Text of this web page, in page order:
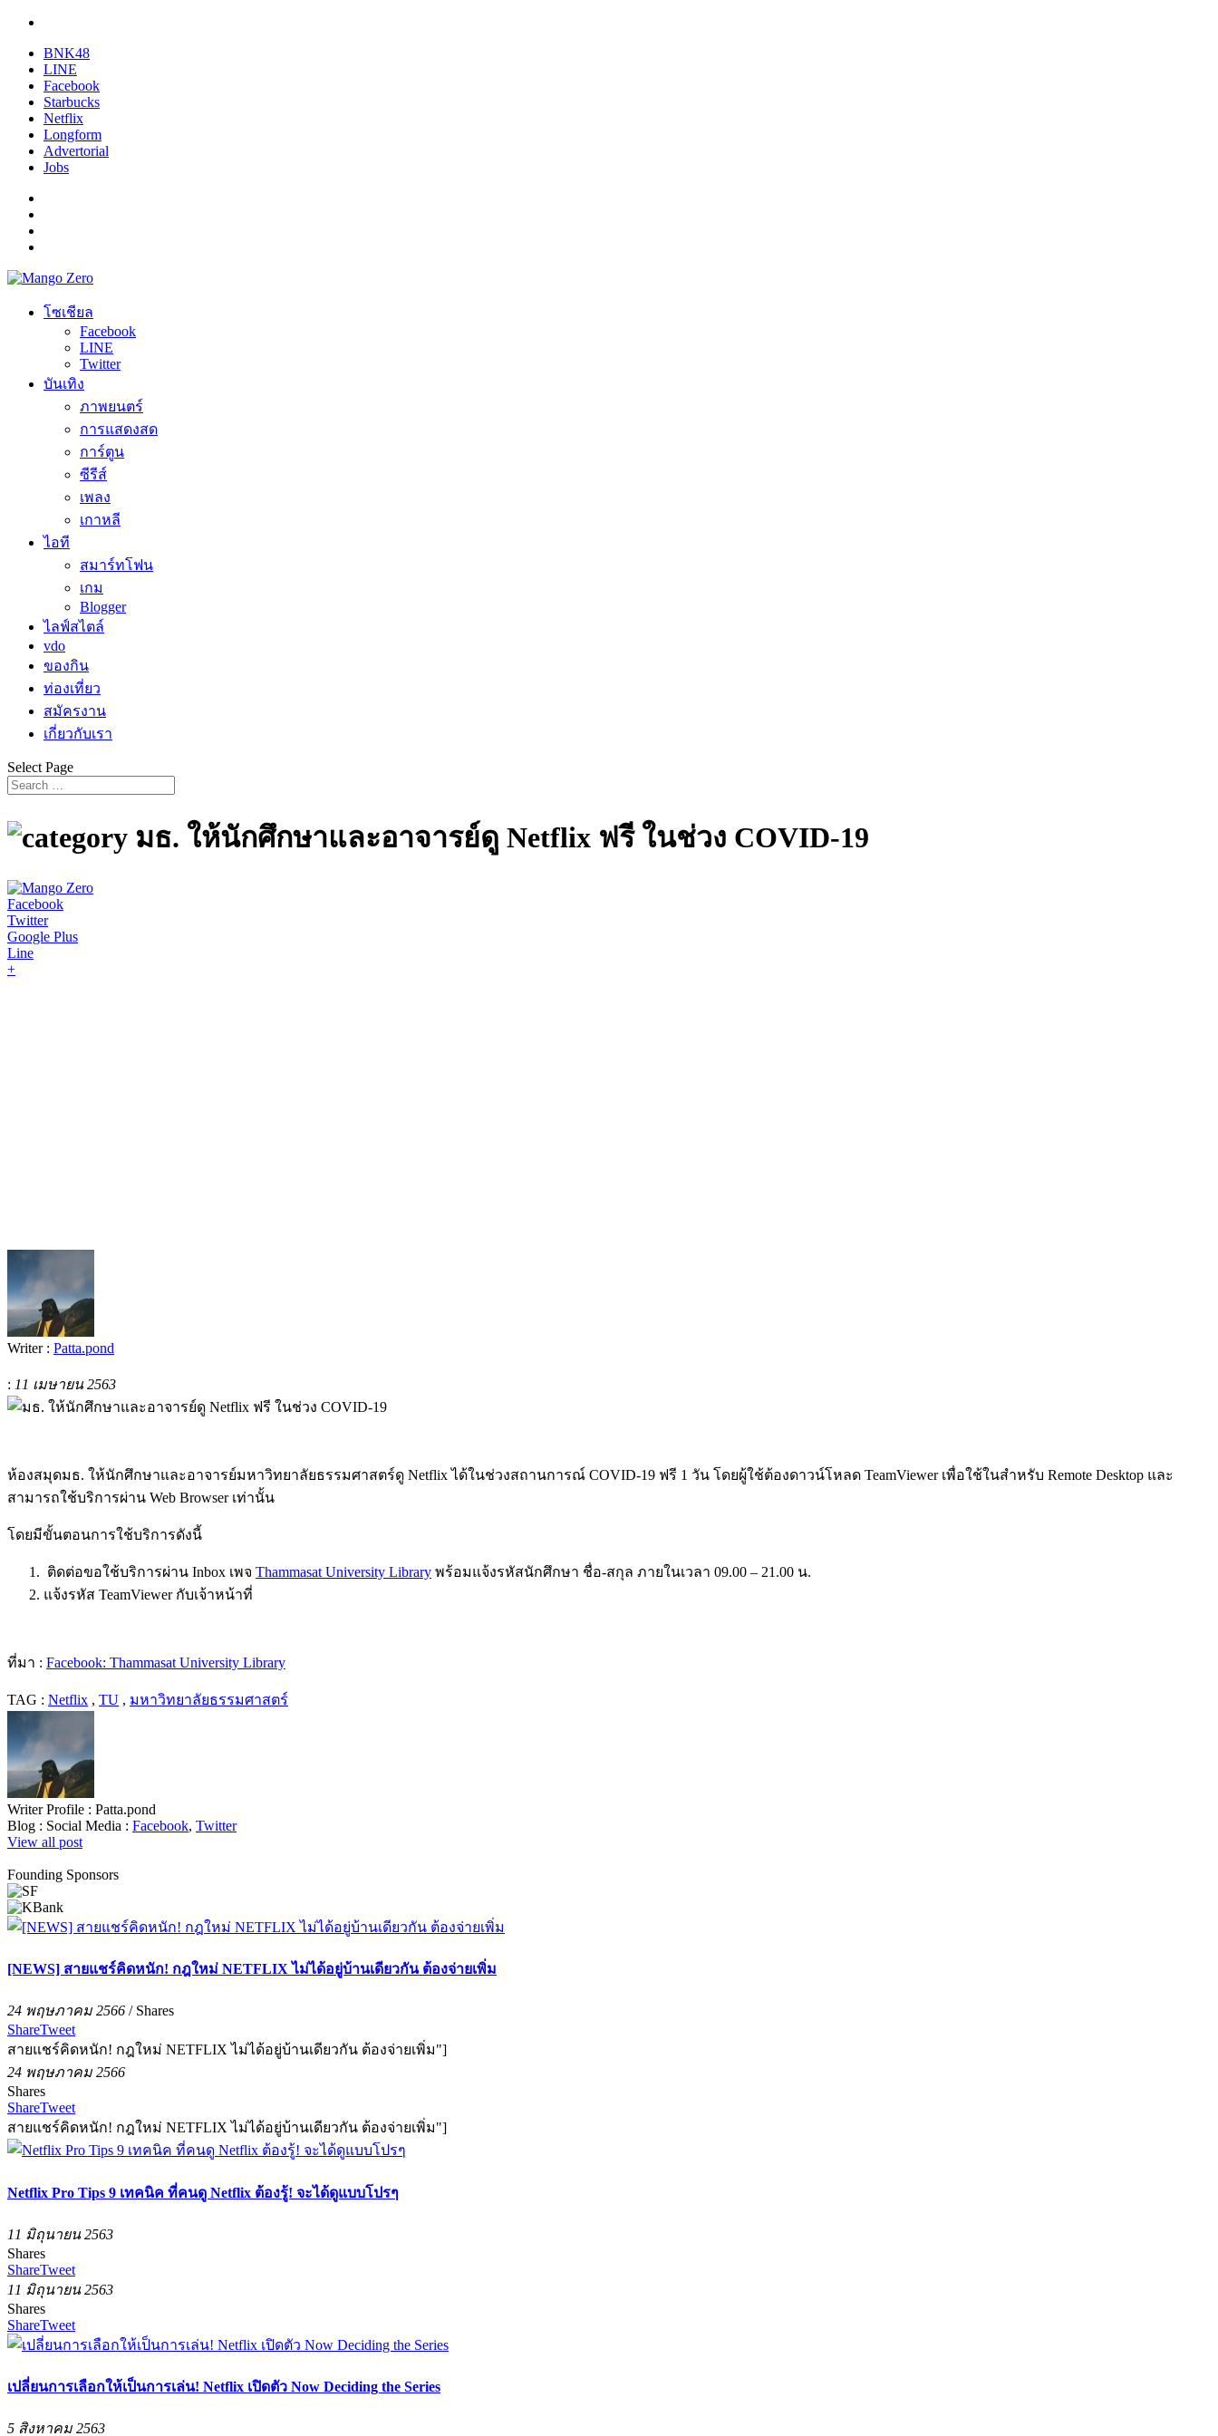
BNK48
LINE
Facebook
Starbucks
Netflix
Longform
Advertorial
Jobs
โซเชียล
Facebook
LINE
Twitter
บันเทิง
ภาพยนตร์
การแสดงสด
การ์ตูน
ซีรีส์
เพลง
เกาหลี
ไอที
สมาร์ทโฟน
เกม
Blogger
ไลฟ์สไตล์
vdo
ของกิน
ท่องเที่ยว
สมัครงาน
เกี่ยวกับเรา
Select Page
มธ. ให้นักศึกษาและอาจารย์ดู Netflix ฟรี ในช่วง COVID-19
Facebook
Twitter
Google Plus
Line
+
Writer : Patta.pond
: 11 เมษายน 2563
ห้องสมุดมธ. ให้นักศึกษาและอาจารย์มหาวิทยาลัยธรรมศาสตร์ดู Netflix ได้ในช่วงสถานการณ์ COVID-19 ฟรี 1 วัน โดยผู้ใช้ต้องดาวน์โหลด TeamViewer เพื่อใช้ในสำหรับ Remote Desktop และ
สามารถใช้บริการผ่าน Web Browser เท่านั้น
โดยมีขั้นตอนการใช้บริการดังนี้
ติดต่อขอใช้บริการผ่าน Inbox เพจ Thammasat University Library พร้อมแจ้งรหัสนักศึกษา ชื่อ-สกุล ภายในเวลา 09.00 – 21.00 น.
แจ้งรหัส TeamViewer กับเจ้าหน้าที่
ที่มา : Facebook: Thammasat University Library
TAG : Netflix , TU , มหาวิทยาลัยธรรมศาสตร์
Writer Profile : Patta.pond
Blog : Social Media : Facebook, Twitter
View all post
Founding Sponsors
[NEWS] สายแชร์คิดหนัก! กฎใหม่ NETFLIX ไม่ได้อยู่บ้านเดียวกัน ต้องจ่ายเพิ่ม
24 พฤษภาคม 2566 / Shares
ShareTweet
สายแชร์คิดหนัก! กฎใหม่ NETFLIX ไม่ได้อยู่บ้านเดียวกัน ต้องจ่ายเพิ่ม"]
24 พฤษภาคม 2566
Shares
ShareTweet
สายแชร์คิดหนัก! กฎใหม่ NETFLIX ไม่ได้อยู่บ้านเดียวกัน ต้องจ่ายเพิ่ม"]
Netflix Pro Tips 9 เทคนิค ที่คนดู Netflix ต้องรู้! จะได้ดูแบบโปรๆ
11 มิถุนายน 2563
Shares
ShareTweet
11 มิถุนายน 2563
Shares
ShareTweet
เปลี่ยนการเลือกให้เป็นการเล่น! Netflix เปิดตัว Now Deciding the Series
5 สิงหาคม 2563